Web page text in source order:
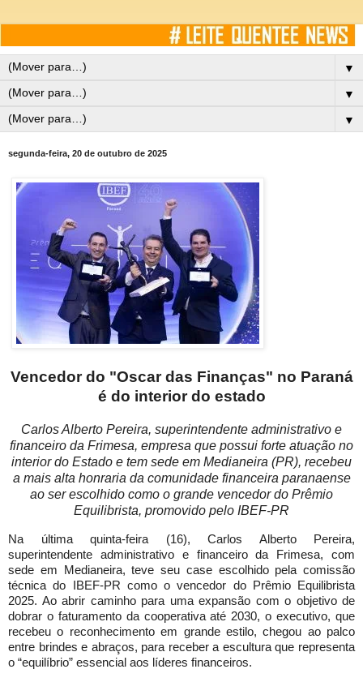
▼
▼
▼
segunda-feira, 20 de outubro de 2025
Vencedor do "Oscar das Finanças" no Paraná
é do interior do estado
Carlos Alberto Pereira, superintendente administrativo e
financeiro da Frimesa, empresa que possui forte atuação no
interior do Estado e tem sede em Medianeira (PR), recebeu
a mais alta honraria da comunidade financeira paranaense
ao ser escolhido como o grande vencedor do Prêmio
Equilibrista, promovido pelo IBEF-PR
Na última quinta-feira (16), Carlos Alberto Pereira,
superintendente administrativo e financeiro da Frimesa, com
sede em Medianeira, teve seu case escolhido pela comissão
técnica do IBEF-PR como o vencedor do Prêmio Equilibrista
2025. Ao abrir caminho para uma expansão com o objetivo de
dobrar o faturamento da cooperativa até 2030, o executivo, que
recebeu o reconhecimento em grande estilo, chegou ao palco
entre brindes e abraços, para receber a escultura que representa
o “equilíbrio” essencial aos líderes financeiros.